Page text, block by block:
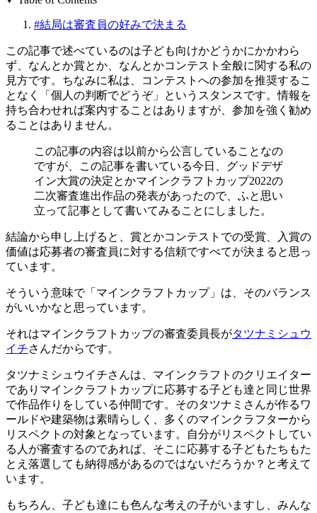
#結局は審査員の好みで決まる
この記事で述べているのは子ども向けかどうかにかかわら
ず、なんとか賞とか、なんとかコンテスト全般に関する私の
見方です。ちなみに私は、コンテストへの参加を推奨するこ
となく「個人の判断でどうぞ」というスタンスです。情報を
持ち合わせれば案内することはありますが、参加を強く勧め
ることはありません。
この記事の内容は以前から公言していることなの
ですが、この記事を書いている今日、グッドデザ
イン大賞の決定とかマインクラフトカップ2022の
二次審査進出作品の発表があったので、ふと思い
立って記事として書いてみることにしました。
結論から申し上げると、賞とかコンテストでの受賞、入賞の
価値は応募者の審査員に対する信頼ですべてが決まると思っ
ています。
そういう意味で「マインクラフトカップ」は、そのバランス
がいいかなと思っています。
それはマインクラフトカップの審査委員長がタツナミシュウ
イチさんだからです。
タツナミシュウイチさんは、マインクラフトのクリエイター
でありマインクラフトカップに応募する子ども達と同じ世界
で作品作りをしている仲間です。そのタツナミさんが作るワ
ールドや建築物は素晴らしく、多くのマインクラフターから
リスペクトの対象となっています。自分がリスペクトしてい
る人が審査するのであれば、そこに応募する子どもたちもた
とえ落選しても納得感があるのではないだろうか？と考えて
います。
もちろん、子ども達にも色んな考えの子がいますし、みんな